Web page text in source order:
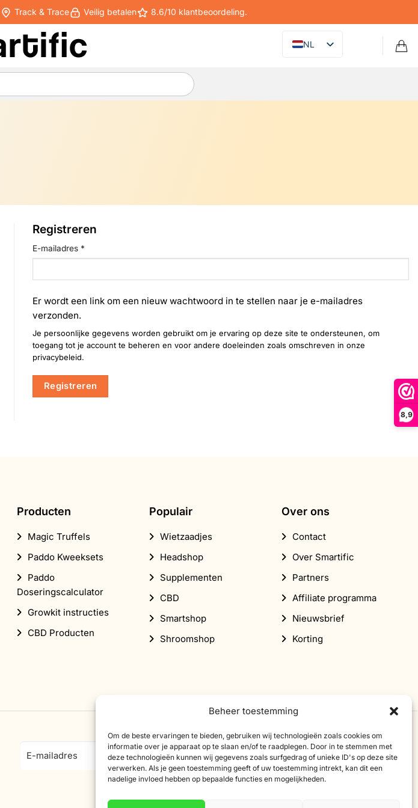
8,9
Beheer toestemming
Om de beste ervaringen te bieden, gebruiken wij technologieën zoals cookies om
informatie over je apparaat op te slaan en/of te raadplegen. Door in te stemmen met
deze technologieën kunnen wij gegevens zoals surfgedrag of unieke ID's op deze site
verwerken. Als je geen toestemming geeft of uw toestemming intrekt, kan dit een
nadelige invloed hebben op bepaalde functies en mogelijkheden.
Track & Trace Veilig betalen 8.6/10 klantbeoordeling.
NL
Registreren
E-mailadres *
Er wordt een link om een nieuw wachtwoord in te stellen naar je e-mailadres
verzonden.
Je persoonlijke gegevens worden gebruikt om je ervaring op deze site te ondersteunen, om
toegang tot je account te beheren en voor andere doeleinden zoals omschreven in onze
privacybeleid.
Registreren
Producten
Magic Truffels
Paddo Kweeksets
Paddo
Doseringscalculator
Growkit instructies
CBD Producten
Populair
Wietzaadjes
Headshop
Supplementen
CBD
Smartshop
Shroomshop
Over ons
Contact
Over Smartific
Partners
Affiliate programma
Nieuwsbrief
Korting
mailadres